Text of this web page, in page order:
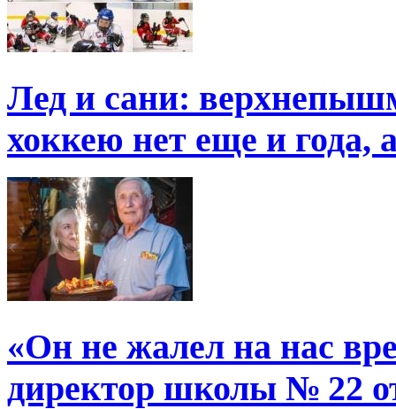
Лед и сани:
хоккею нет еще и года,
«Он не жалел на нас
директор школы № 22